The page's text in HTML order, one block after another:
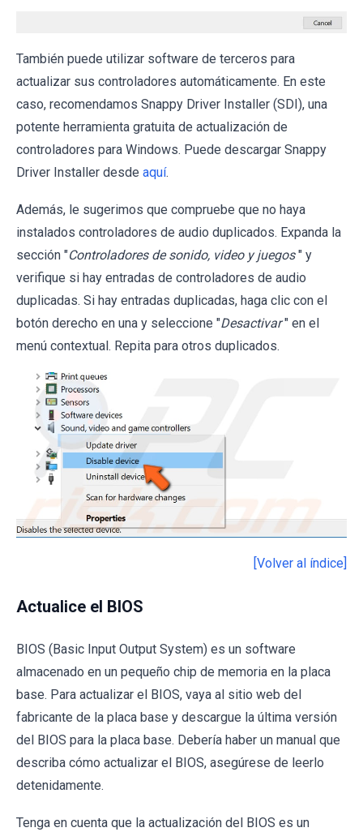
También puede utilizar software de terceros para
actualizar sus controladores automáticamente. En este
caso, recomendamos Snappy Driver Installer (SDI), una
potente herramienta gratuita de actualización de
controladores para Windows. Puede descargar Snappy
Driver Installer desde aquí.
Además, le sugerimos que compruebe que no haya
instalados controladores de audio duplicados. Expanda la
sección "Controladores de sonido, video y juegos " y
verifique si hay entradas de controladores de audio
duplicadas. Si hay entradas duplicadas, haga clic con el
botón derecho en una y seleccione "Desactivar " en el
menú contextual. Repita para otros duplicados.
[Volver al índice]
Actualice el BIOS
BIOS (Basic Input Output System) es un software
almacenado en un pequeño chip de memoria en la placa
base. Para actualizar el BIOS, vaya al sitio web del
fabricante de la placa base y descargue la última versión
del BIOS para la placa base. Debería haber un manual que
describa cómo actualizar el BIOS, asegúrese de leerlo
detenidamente.
Tenga en cuenta que la actualización del BIOS es un